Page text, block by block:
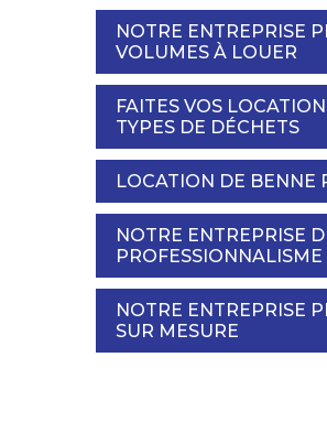
NOTRE ENTREPRISE
VOLUMES À LOUER
FAITES VOS
TYPES DE DÉCHETS
LOCATION DE BENNE
NOTRE ENTREPRISE
NOTRE ENTREPRISE
SUR MESURE